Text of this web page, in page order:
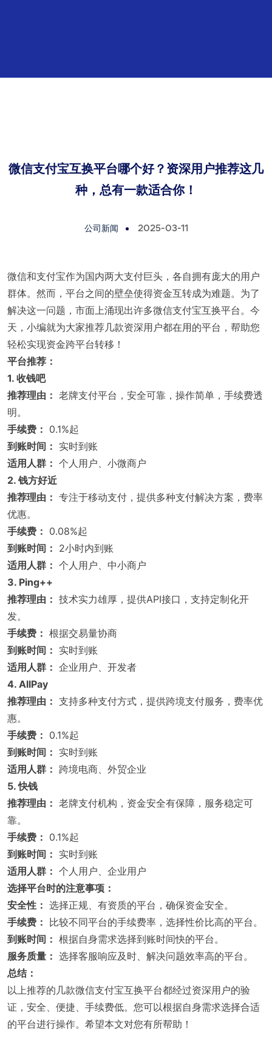
微信支付宝互换平台哪个好？资深用户推荐这几
种，总有一款适合你！
公司新闻 2025-03-11
微信和支付宝作为国内两大支付巨头，各自拥有庞大的用户
群体。然而，平台之间的壁垒使得资金互转成为难题。为了
解决这一问题，市面上涌现出许多微信支付宝互换平台。今
天，小编就为大家推荐几款资深用户都在用的平台，帮助您
轻松实现资金跨平台转移！
平台推荐：
1. 收钱吧
推荐理由： 老牌支付平台，安全可靠，操作简单，手续费透
明。
手续费： 0.1%起
到账时间： 实时到账
适用人群： 个人用户、小微商户
2. 钱方好近
推荐理由： 专注于移动支付，提供多种支付解决方案，费率
优惠。
手续费： 0.08%起
到账时间： 2小时内到账
适用人群： 个人用户、中小商户
3. Ping++
推荐理由： 技术实力雄厚，提供API接口，支持定制化开
发。
手续费： 根据交易量协商
到账时间： 实时到账
适用人群： 企业用户、开发者
4. AllPay
推荐理由： 支持多种支付方式，提供跨境支付服务，费率优
惠。
手续费： 0.1%起
到账时间： 实时到账
适用人群： 跨境电商、外贸企业
5. 快钱
推荐理由： 老牌支付机构，资金安全有保障，服务稳定可
靠。
手续费： 0.1%起
到账时间： 实时到账
适用人群： 个人用户、企业用户
选择平台时的注意事项：
安全性： 选择正规、有资质的平台，确保资金安全。
手续费：
比较不同平台的手续费率，选择性价比高的平台。
到账时间： 根据自身需求选择到账时间快的平台。
服务质量： 选择客服响应及时、解决问题效率高的平台。
总结：
以上推荐的几款微信支付宝互换平台都经过资深用户的验
证，安全、便捷、手续费低。您可以根据自身需求选择合适
的平台进行操作。希望本文对您有所帮助！